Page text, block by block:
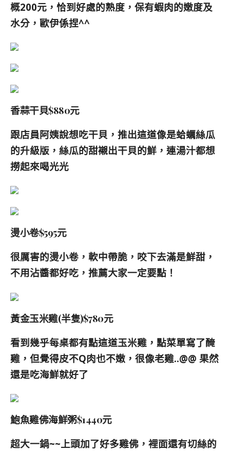
概200元，恰到好處的熟度，保有蝦肉的嫩度及
水分，歐伊係捏^^
香蒜干貝$880元
跟店員阿姨說想吃干貝，推出這道像是蛤蠣絲瓜
的升級版 ，絲瓜的甜襯出干貝的鮮，連湯汁都想
撈起來喝光光
燙小卷$595元
很厲害的燙小卷， 軟中帶脆，咬下去滿是鮮甜，
不用沾醬都好吃，推薦大家一定要點！
黃金玉米雞(半隻)$780元
看到幾乎每桌都有點這道玉米雞，點菜單寫了醃
雞，但覺得皮不Q肉也不嫩，很像老雞..@@ 果然
還是吃海鮮就好了
鮑魚雞佛海鮮粥$1440元
超大一鍋~~上頭加了好多雞佛，裡面還有切絲的